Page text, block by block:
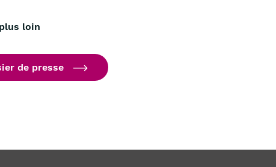
loin
de presse